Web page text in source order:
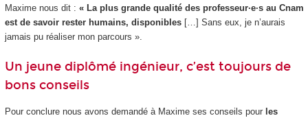
Maxime nous dit : « La plus grande qualité des professeur·e·s au Cnam
est de savoir rester humains, disponibles […] Sans eux, je n’aurais
jamais pu réaliser mon parcours ».
Un jeune diplômé ingénieur, c’est toujours de
bons conseils
Pour conclure nous avons demandé à Maxime ses conseils pour les